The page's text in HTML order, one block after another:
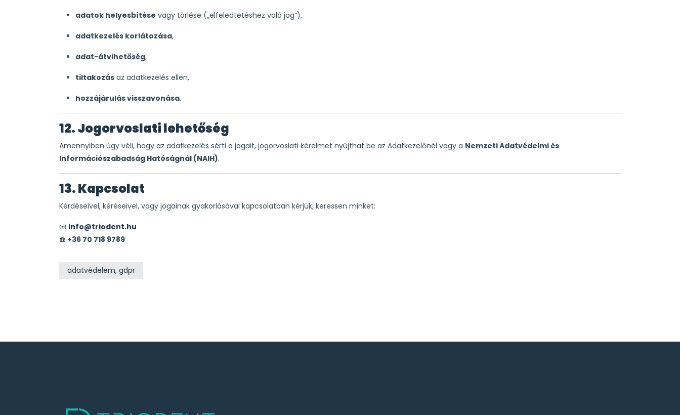
adatok helyesbítése vagy törlése („elfeledtetéshez való jog”),
adatkezelés korlátozása,
adat-átvihetőség,
tiltakozás az adatkezelés ellen,
hozzájárulás visszavonása.
12. Jogorvoslati lehetőség
Amennyiben úgy véli, hogy az adatkezelés sérti a jogait, jogorvoslati kérelmet nyújthat be az Adatkezelőnél vagy a Nemzeti Adatvédelmi és
Információszabadság Hatóságnál (NAIH).
13. Kapcsolat
Kérdéseivel, kéréseivel, vagy jogainak gyakorlásával kapcsolatban kérjük, keressen minket:
📧 info@triodent.hu
☎️ +36 70 718 9789
adatvédelem, gdpr